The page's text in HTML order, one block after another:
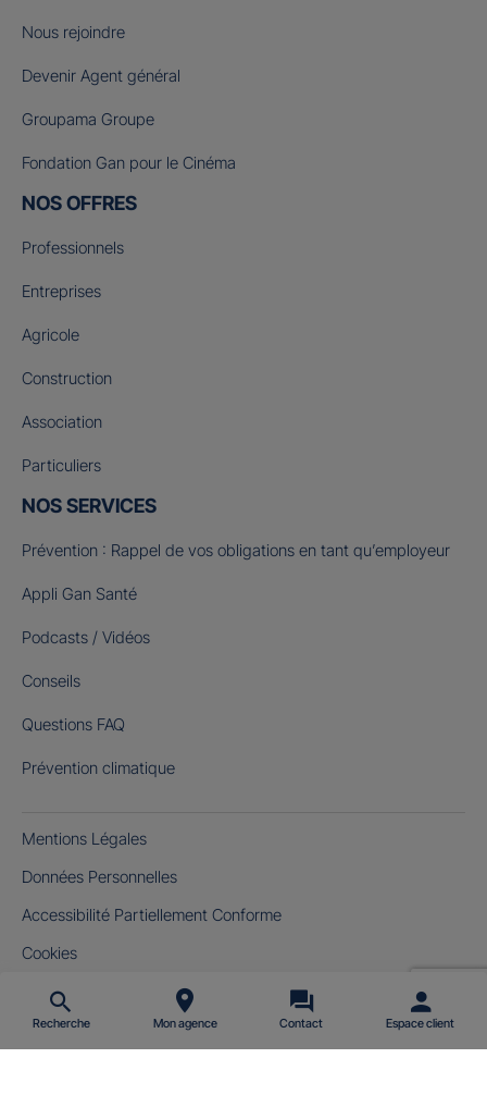
Recherche Mon agence Contact Espace client
Nous rejoindre
Devenir Agent général
Groupama Groupe
Fondation Gan pour le Cinéma
NOS OFFRES
Professionnels
Entreprises
Agricole
Construction
Association
Particuliers
NOS SERVICES
Prévention : Rappel de vos obligations en tant qu’employeur
Appli Gan Santé
Podcasts / Vidéos
Conseils
Questions FAQ
Prévention climatique
Mentions Légales
Données Personnelles
Accessibilité Partiellement Conforme
Cookies
Gérer mes cookies